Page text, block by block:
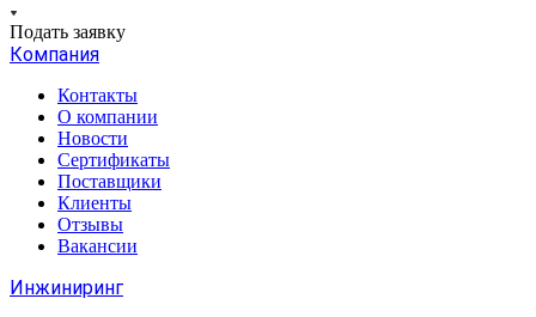
Подать заявку
Компания
Контакты
О компании
Новости
Сертификаты
Поставщики
Клиенты
Отзывы
Вакансии
Инжиниринг